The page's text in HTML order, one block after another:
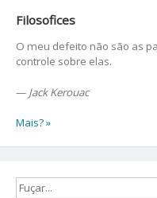
Filosofices
O meu defeito não são as
controle sobre elas.
— Jack Kerouac
Mais? »